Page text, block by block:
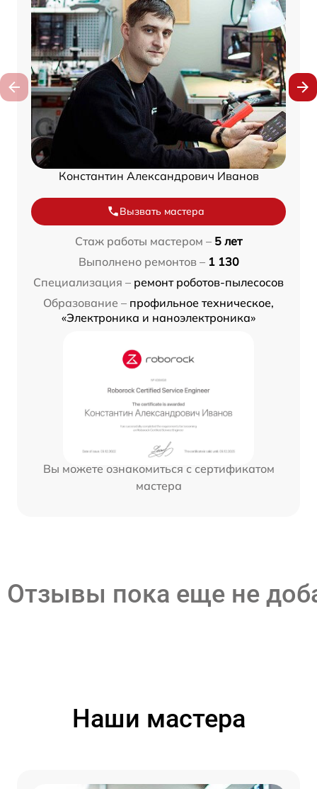
Константин Александрович Иванов
Вызвать мастера
Стаж работы мастером – 5 лет
Выполнено ремонтов – 1 130
Специализация – ремонт роботов-пылесосов
Образование – профильное техническое,
«Электроника и наноэлектроника»
Вы можете ознакомиться с сертификатом
мастера
Отзывы пока еще не
Наши мастера